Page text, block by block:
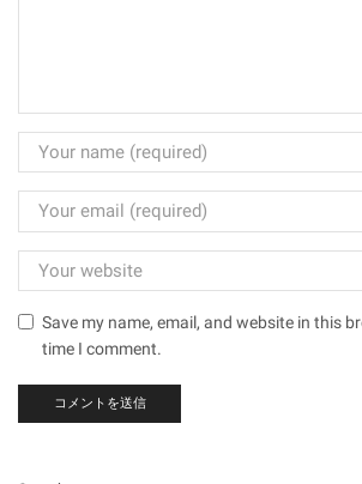
Save my name, email, and website in this
time I comment.